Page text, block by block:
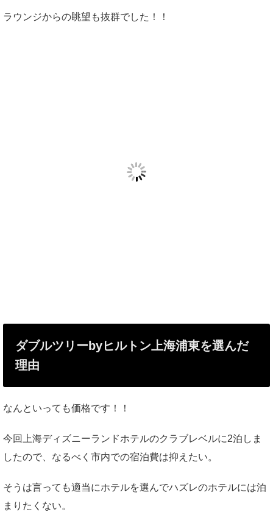
ラウンジからの眺望も抜群でした！！
ダブルツリーbyヒルトン上海浦東を選んだ
理由
なんといっても価格です！！
今回上海ディズニーランドホテルのクラブレベルに2泊しま
したので、なるべく市内での宿泊費は抑えたい。
そうは言っても適当にホテルを選んでハズレのホテルには泊
まりたくない。